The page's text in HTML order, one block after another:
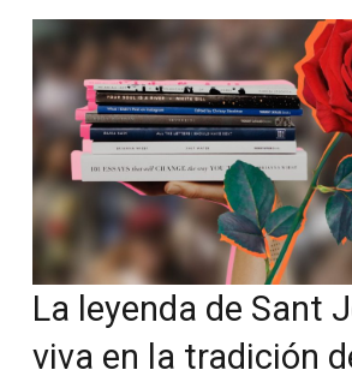
La leyenda de Sant
viva en la tradición